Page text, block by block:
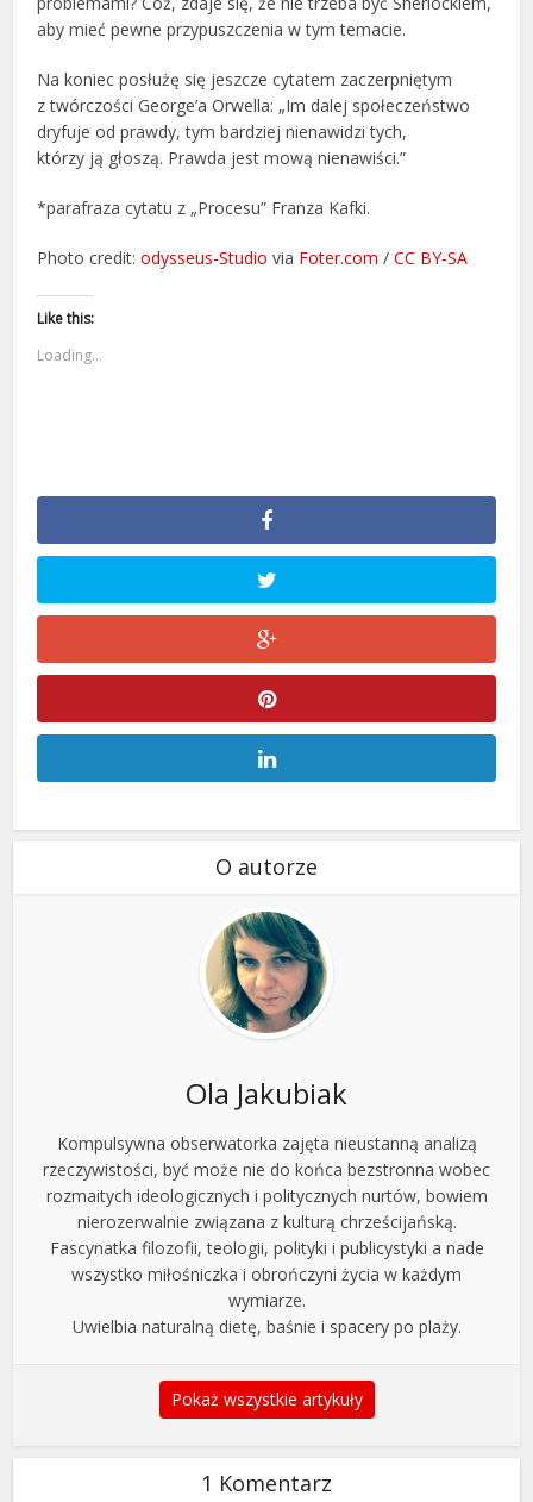
aby mieć pewne przypuszczenia w tym temacie.
Na koniec posłużę się jeszcze cytatem zaczerpniętym
z twórczości George’a Orwella: „Im dalej społeczeństwo
dryfuje od prawdy, tym bardziej nienawidzi tych,
którzy ją głoszą. Prawda jest mową nienawiści.”
*parafraza cytatu z „Procesu” Franza Kafki.
Photo credit:odysseus-Studio via Foter.com /CC BY-SA
Like this:
Loading...
O autorze
Ola Jakubiak
Kompulsywna obserwatorka zajęta nieustanną analizą
rzeczywistości, być może nie do końca bezstronna wobec
rozmaitych ideologicznych i politycznych nurtów, bowiem
nierozerwalnie związana z kulturą chrześcijańską.
Fascynatka filozofii, teologii, polityki i publicystyki a nade
wszystko miłośniczka i obrończyni życia w każdym
wymiarze.
Uwielbia naturalną dietę, baśnie i spacery po plaży.
Pokaż wszystkie artykuły
1 Komentarz